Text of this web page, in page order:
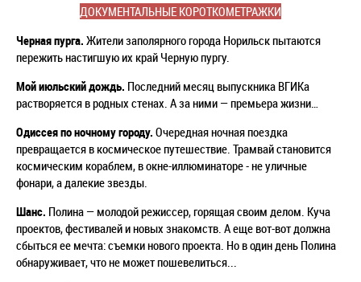
ДОКУМЕНТАЛЬНЫЕ КОРОТКОМЕТРАЖКИ
Черная пурга. Жители заполярного города Норильск пытаются
пережить настигшую их край Черную пургу.
Мой июльский дождь. Последний месяц выпускника ВГИКа
растворяется в родных стенах. А за ними — премьера жизни…
Одиссея по ночному городу. Очередная ночная поездка
превращается в космическое путешествие. Трамвай становится
космическим кораблем, в окне-иллюминаторе - не уличные
фонари, а далекие звезды.
Шанс. Полина — молодой режиссер, горящая своим делом. Куча
проектов, фестивалей и новых знакомств. А еще вот-вот должна
сбыться ее мечта: съемки нового проекта. Но в один день Полина
обнаруживает, что не может пошевелиться...